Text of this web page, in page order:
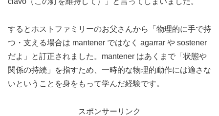
するとホストファミリーのお父さんから「物理的に手で持
つ・支える場合は mantener ではなく agarrar や sostener
だよ」と訂正されました。mantener はあくまで「状態や
関係の持続」を指すため、一時的な物理的動作には適さな
いということを身をもって学んだ経験です。
スポンサーリンク